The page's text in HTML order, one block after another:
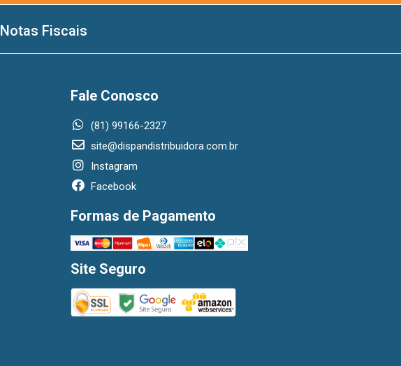
Notas Fiscais
Fale Conosco
(81) 99166-2327
site@dispandistribuidora.com.br
Instagram
Facebook
Formas de Pagamento
Site Seguro